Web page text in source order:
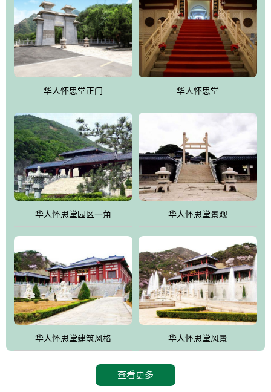
顶，朱砂红的门、窗、柱、墙，汉白玉雕刻的雄狮、华表，花岗岩
铺成的路面和台阶，洒落其间的花卉、松柏与万里长城浑然一体、
气势宏伟、古朴端庄、别具一格。怀思堂大殿入口两侧是用蜡染技
术描绘的抽象派创意绘画，大环境中的长城文化与炎黄始祖，小环
境的绘画中的河流、山川、彩云、明月，意喻着往生者与长城同
伴，与祖宗同眠，他（她）们的思想与品德与山河同在，与日月同
辉。
怀思堂作为豪华室内骨灰存放处，将干支纪年、五行相生相克、天
人合一、太极八卦、生辰八字及生肖等有机结合到历史文化中。一
厅七千个福位分十二小区，按十二地支命名。客户选位，可依据生
肖、八字、时辰亦可参考地理方位、职业、兴趣爱好等等。堂中是
地宫陵寝式的，入口楹联选材于著名田园诗人陶渊明"亲戚或余悲，
他人亦已歌，死后何所道，托体同山阿"中的后两句。反应了回归大
雀，后玄武"的四大吉祥物铜雕挂件。
华人怀思堂正门 华人怀思堂
华人怀思堂园区一角 华人怀思堂景观
华人怀思堂建筑风格 华人怀思堂风景
查看更多